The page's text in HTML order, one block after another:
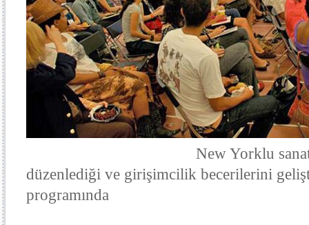
New Yorklu
düzenlediği ve girişimcilik becerilerini
programında